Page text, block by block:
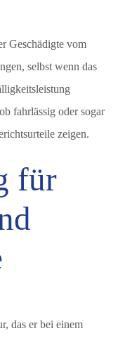
Geschädigte vom
selbst wenn das
fahrlässig oder sogar
zeigen.
für
das er bei einem